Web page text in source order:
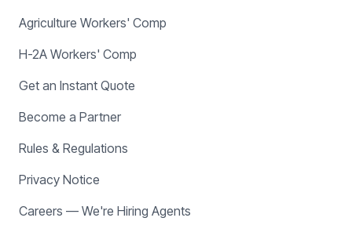
Agriculture Workers' Comp
H-2A Workers' Comp
Get an Instant Quote
Become a Partner
Rules & Regulations
Privacy Notice
Careers — We're Hiring Agents